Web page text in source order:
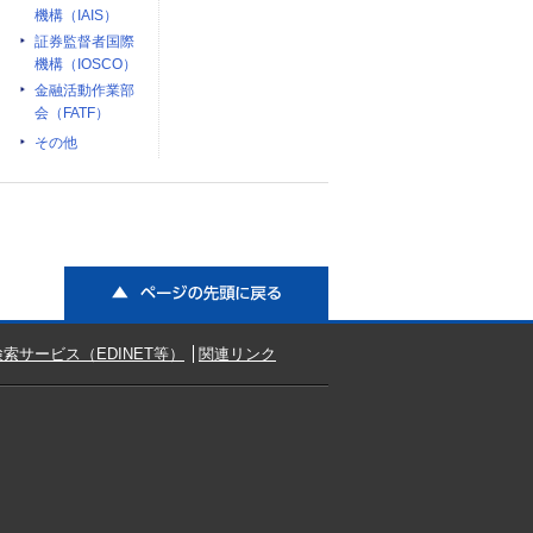
機構（IAIS）
証券監督者国際
機構（IOSCO）
金融活動作業部
会（FATF）
その他
サービス（EDINET等） 関連リンク